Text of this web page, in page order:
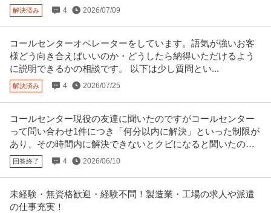
解決済み 4 2026/07/09
コールセンターオペレーターをしています。語気が強いお客
様どう向き合えばいいのか・どうしたら納得いただけるよう
に説明できるかの相談です。 以下は少し質問とい...
解決済み 4 2026/07/25
コールセンター現役の友達に聞いたのですがコールセンター
って問い合わせ1件につき「何分以内に解決」といった制限が
あり、その時間内に解決できないとクビになると聞いたので
すが普通に馬鹿じゃねぇですか？
回答終了 4 2026/06/10
未経験・無資格歓迎・経験不問！製造業・工場の求人や派遣
の仕事充実！